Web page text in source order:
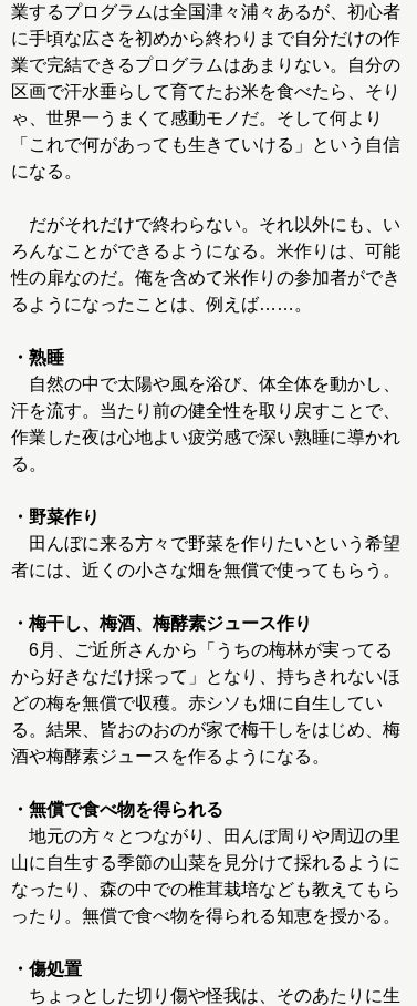
業するプログラムは全国津々浦々あるが、初心者
に手頃な広さを初めから終わりまで自分だけの作
業で完結できるプログラムはあまりない。自分の
区画で汗水垂らして育てたお米を食べたら、そり
ゃ、世界一うまくて感動モノだ。そして何より
「これで何があっても生きていける」という自信
になる。
だがそれだけで終わらない。それ以外にも、い
ろんなことができるようになる。米作りは、可能
性の扉なのだ。俺を含めて米作りの参加者ができ
るようになったことは、例えば……。
・熟睡
自然の中で太陽や風を浴び、体全体を動かし、
汗を流す。当たり前の健全性を取り戻すことで、
作業した夜は心地よい疲労感で深い熟睡に導かれ
る。
・野菜作り
田んぼに来る方々で野菜を作りたいという希望
者には、近くの小さな畑を無償で使ってもらう。
・梅干し、梅酒、梅酵素ジュース作り
6月、ご近所さんから「うちの梅林が実ってる
から好きなだけ採って」となり、持ちきれないほ
どの梅を無償で収穫。赤シソも畑に自生してい
る。結果、皆おのおのが家で梅干しをはじめ、梅
酒や梅酵素ジュースを作るようになる。
・無償で食べ物を得られる
地元の方々とつながり、田んぼ周りや周辺の里
山に自生する季節の山菜を見分けて採れるように
なったり、森の中での椎茸栽培なども教えてもら
ったり。無償で食べ物を得られる知恵を授かる。
・傷処置
ちょっとした切り傷や怪我は、そのあたりに生